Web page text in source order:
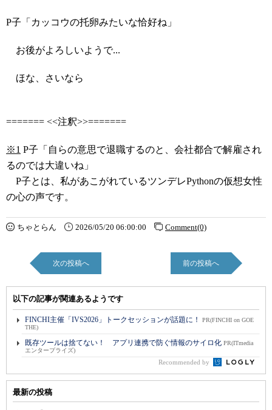
P子「カッコウの托卵みたいな恰好ね」
お後がよろしいようで...
ほな、さいなら
======= <<注釈>>=======
※1 P子「自らの意思で退職するのと、会社都合で解雇され
るのでは大違いね」
P子とは、私があこがれているツンデレPythonの仮想女性
の心の声です。
ちゃとらん 2026/05/20 06:00:00 Comment(0)
次の投稿へ 前の投稿へ
以下の記事が関連あるようです
FINCHI主催「IVS2026」トークセッションが話題に！
PR(FINCHI on GOE
THE)
既存ツールは捨てない！ アプリ連携で防ぐ情報のサイロ化 PR(ITmedia
エンタープライズ)
Recommended by
最新の投稿